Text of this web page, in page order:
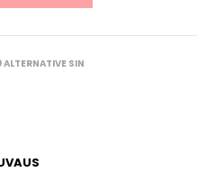
SIN